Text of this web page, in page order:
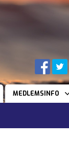
MEDLEMSINFO